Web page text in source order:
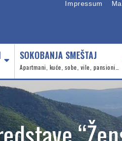
Impressum
SOKOBANJA SMEŠTAJ
Apartmani, kuće, sobe, vile, pansioni…